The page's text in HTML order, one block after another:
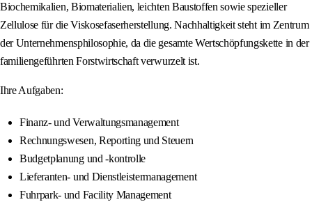
Biochemikalien, Biomaterialien, leichten Baustoffen sowie spezieller
Zellulose für die Viskosefaserherstellung. Nachhaltigkeit steht im Zentrum
der Unternehmensphilosophie, da die gesamte Wertschöpfungskette in der
familiengeführten Forstwirtschaft verwurzelt ist.
Ihre Aufgaben:
Finanz- und Verwaltungsmanagement
Rechnungswesen, Reporting und Steuern
Budgetplanung und -kontrolle
Lieferanten- und Dienstleistermanagement
Fuhrpark- und Facility Management